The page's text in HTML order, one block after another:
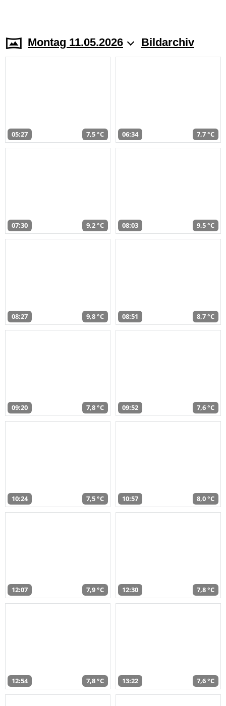
Montag 11.05.2026 Bildarchiv
05:27 7,5 °C 06:34 7,7 °C
07:30 9,2 °C 08:03 9,5 °C
08:27 9,8 °C 08:51 8,7 °C
09:20 7,8 °C 09:52 7,6 °C
10:24 7,5 °C 10:57 8,0 °C
12:07 7,9 °C 12:30 7,8 °C
12:54 7,8 °C 13:22 7,6 °C